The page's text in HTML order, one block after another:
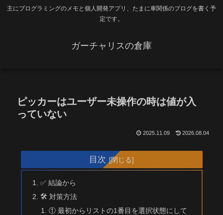
主にプログラミングのメモと個人開発アプリ、たまに車関係のブログを書く予
定です。
ガーチャリスの倉庫
ピッカーはユーザー未操作の時は値が入
っていない
2025.11.09 2026.08.04
目次
✅ 結論から
🛠 対策方法
① 最初からリストの1番目を選択状態にして